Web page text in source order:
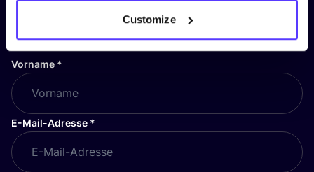
Customize
Abonniere unseren Newsletter
und bleibe auf dem Laufenden!
Vorname *
E-Mail-Adresse *